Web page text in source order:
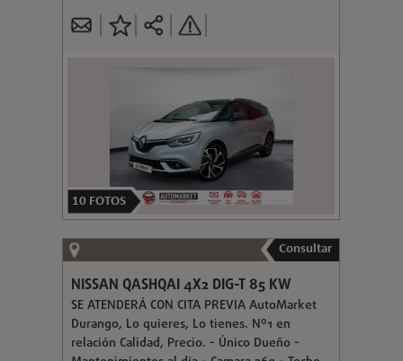
10 FOTOS
Consultar
NISSAN QASHQAI 4X2 DIG-T 85 KW
SE ATENDERÁ CON CITA PREVIA AutoMarket
Durango, Lo quieres, Lo tienes. Nº1 en
relación Calidad, Precio. - Único Dueño -